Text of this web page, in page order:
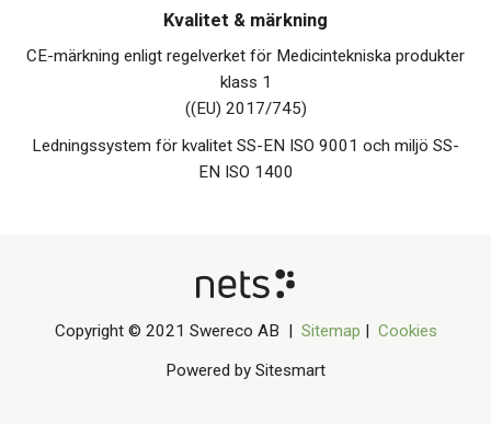
Kvalitet & märkning
CE-märkning enligt regelverket för Medicintekniska produkter
klass 1
((EU) 2017/745)
Ledningssystem för kvalitet SS-EN ISO 9001 och miljö SS-
EN ISO 1400
Copyright © 2021 Swereco AB | Sitemap
Cookies
Powered by Sitesmart